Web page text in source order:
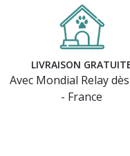
LIVRAISON
Avec Mondial Relay
- France